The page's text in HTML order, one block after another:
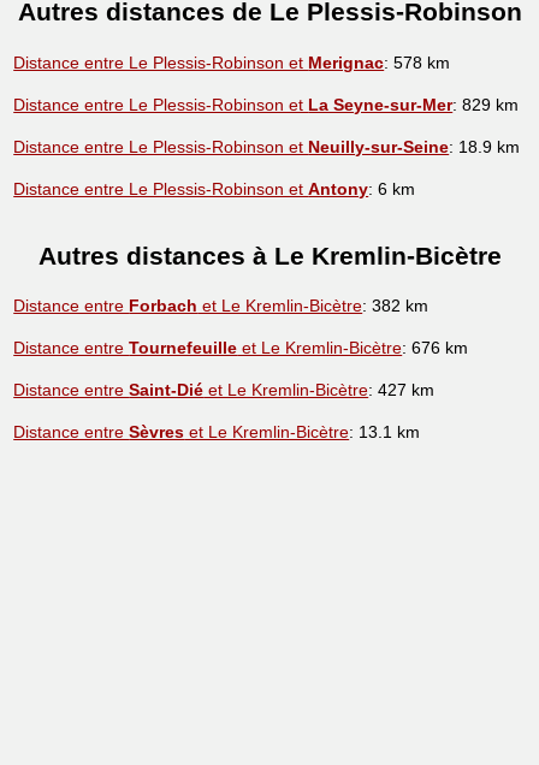
Autres distances de Le Plessis-Robinson
Distance entre Le Plessis-Robinson et Merignac: 578 km
Distance entre Le Plessis-Robinson et La Seyne-sur-Mer: 829 km
Distance entre Le Plessis-Robinson et Neuilly-sur-Seine: 18.9 km
Distance entre Le Plessis-Robinson etAntony: 6 km
Autres distances à Le Kremlin-Bicètre
Distance entre Forbach et Le Kremlin-Bicètre: 382 km
Distance entreTournefeuille et Le Kremlin-Bicètre: 676 km
Distance entreSaint-Dié et Le Kremlin-Bicètre: 427 km
Distance entreSèvres et Le Kremlin-Bicètre: 13.1 km